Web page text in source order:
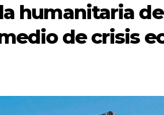
humanitaria
de crisis